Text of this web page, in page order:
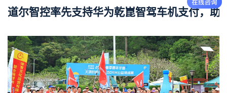
道尔智控率先支持华为乾崑智驾车机支付，助